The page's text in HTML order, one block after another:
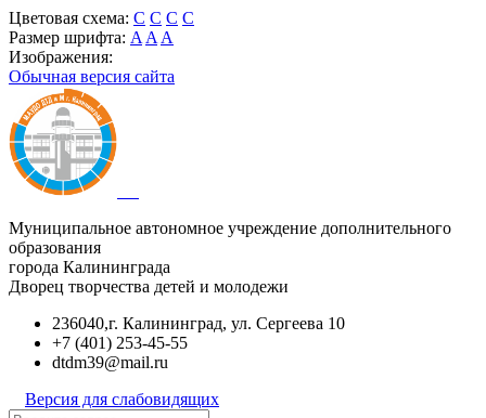
Цветовая схема: C C C C
Размер шрифта: A A A
Изображения:
Обычная версия сайта
Муниципальное автономное учреждение дополнительного
образования
города Калининграда
Дворец творчества детей и молодежи
236040,г. Калининград, ул. Сергеева 10
+7 (401) 253-45-55
dtdm39@mail.ru
Версия для слабовидящих